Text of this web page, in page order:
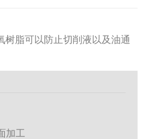
树脂可以防止切削液以及油通
加工